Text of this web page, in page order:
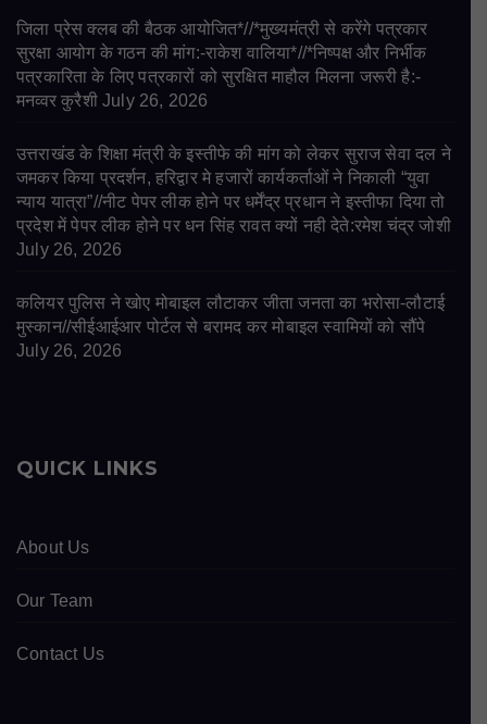
जिला प्रेस क्लब की बैठक आयोजित*//*मुख्यमंत्री से करेंगे पत्रकार
सुरक्षा आयोग के गठन की मांग:-राकेश वालिया*//*निष्पक्ष और निर्भीक
पत्रकारिता के लिए पत्रकारों को सुरक्षित माहौल मिलना जरूरी है:-
मनव्वर कुरैशी July 26, 2026
उत्तराखंड के शिक्षा मंत्री के इस्तीफे की मांग को लेकर सुराज सेवा दल ने
जमकर किया प्रदर्शन, हरिद्वार मे हजारों कार्यकर्ताओं ने निकाली “युवा
न्याय यात्रा”//नीट पेपर लीक होने पर धर्मेंद्र प्रधान ने इस्तीफा दिया तो
प्रदेश में पेपर लीक होने पर धन सिंह रावत क्यों नही देते:रमेश चंद्र जोशी
July 26, 2026
कलियर पुलिस ने खोए मोबाइल लौटाकर जीता जनता का भरोसा-लौटाई
मुस्कान//सीईआईआर पोर्टल से बरामद कर मोबाइल स्वामियों को सौंपे
July 26, 2026
QUICK LINKS
About Us
Our Team
Contact Us